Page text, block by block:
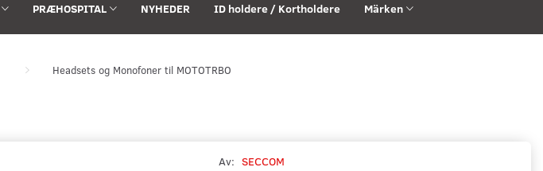
PRÆHOSPITAL NYHEDER ID holdere / Kortholdere Märken
Headsets og Monofoner til MOTOTRBO
Av: SECCOM